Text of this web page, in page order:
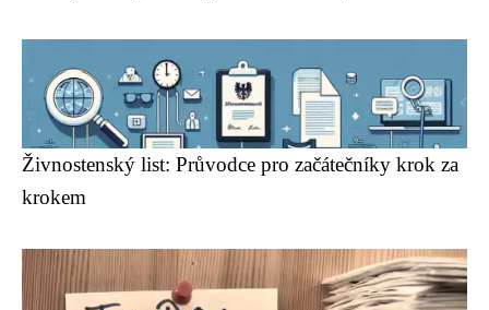
Živnostenský list: Průvodce pro začátečníky krok za
krokem